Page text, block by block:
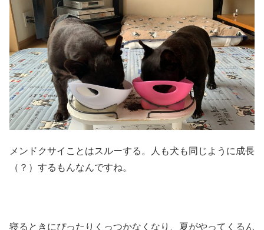
メンドクサイことはスルーする。人も犬も同じように成長
（？）するもんなんですね。
寝るときにぴったりくっつかなくなり、夏がやってくるん